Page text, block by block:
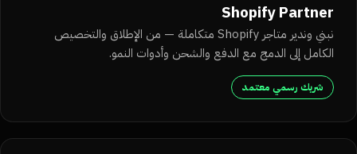
Shopify Partner
نبني وندير متاجر Shopify متكاملة — من الإطلاق والتخصيص
الكامل إلى الدمج مع الدفع والشحن وأدوات النمو.
شريك رسمي معتمد